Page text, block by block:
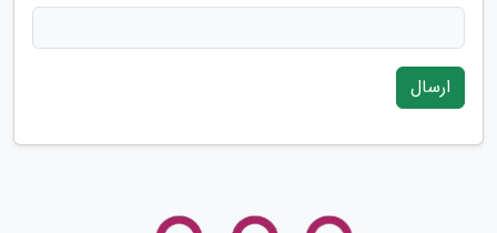
ارسال